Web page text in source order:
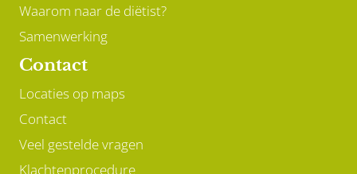
Waarom naar de diëtist?
Samenwerking
Contact
Locaties op maps
Contact
Veel gestelde vragen
Klachtenprocedure